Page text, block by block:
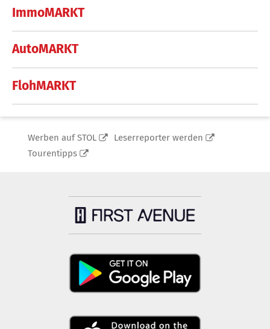
ImmoMARKT
AutoMARKT
FlohMARKT
Werben auf STOL
Leserreporter werden
Tourentipps